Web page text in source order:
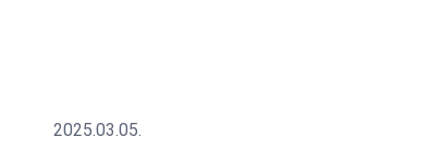
2025.03.05.